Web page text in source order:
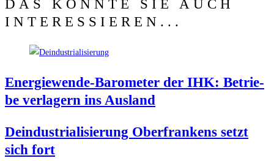
DAS KÖNNTE SIE AUCH
INTERESSIEREN...
Ener­gie­wen­de-Baro­me­ter der IHK: Betrie­
be ver­la­gern ins Ausland
Deindus­tria­li­sie­rung Ober­fran­kens setzt
sich fort